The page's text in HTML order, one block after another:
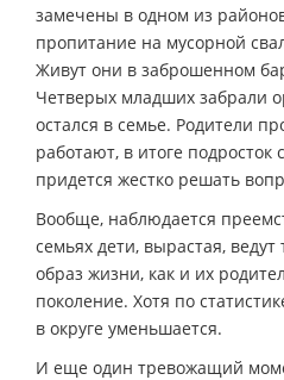
замечены в одном из
пропитание на мусорной
Живут они в заброшенном
Четверых младших забрали
остался в семье. Родители
работают, в итоге
придется жестко решать
Вообще, наблюдается
семьях дети, вырастая,
образ жизни, как и их
поколение. Хотя по
в округе уменьшается.
И еще один тревожащий